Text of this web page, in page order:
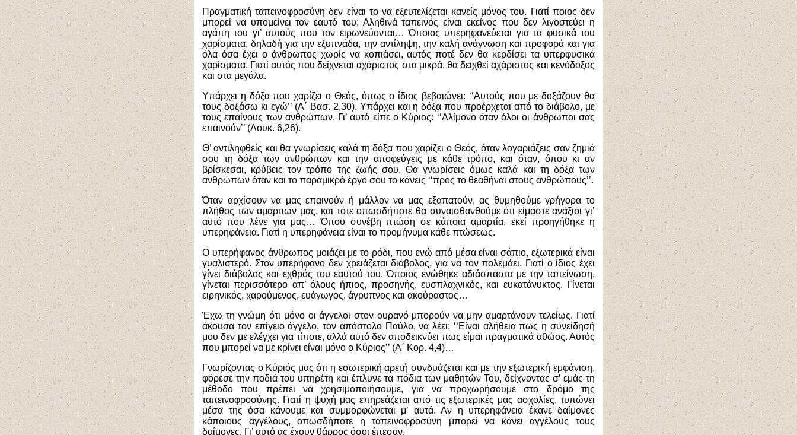
Πραγματική ταπεινοφροσύνη δεν είναι το να εξευτελίζεται κανείς μόνος του. Γιατί ποιος δεν
μπορεί να υπομείνει τον εαυτό του; Αληθινά ταπεινός είναι εκείνος που δεν λιγοστεύει η
αγάπη του γι’ αυτούς που τον ειρωνεύονται… Όποιος υπερηφανεύεται για τα φυσικά του
χαρίσματα, δηλαδή για την εξυπνάδα, την αντίληψη, την καλή ανάγνωση και προφορά και για
όλα όσα έχει ο άνθρωπος χωρίς να κοπιάσει, αυτός ποτέ δεν θα κερδίσει τα υπερφυσικά
χαρίσματα. Γιατί αυτός που δείχνεται αχάριστος στα μικρά, θα δειχθεί αχάριστος και κενόδοξος
και στα μεγάλα.
Υπάρχει η δόξα που χαρίζει ο Θεός, όπως ο ίδιος βεβαιώνει: ‘‘Αυτούς που με δοξάζουν θα
τους δοξάσω κι εγώ’’ (Α΄ Βασ. 2,30). Υπάρχει και η δόξα που προέρχεται από το διάβολο, με
τους επαίνους των ανθρώπων. Γι’ αυτό είπε ο Κύριος: ‘‘Αλίμονο όταν όλοι οι άνθρωποι σας
επαινούν’’ (Λουκ. 6,26).
Θ’ αντιληφθείς και θα γνωρίσεις καλά τη δόξα που χαρίζει ο Θεός, όταν λογαριάζεις σαν ζημιά
σου τη δόξα των ανθρώπων και την αποφεύγεις με κάθε τρόπο, και όταν, όπου κι αν
βρίσκεσαι, κρύβεις τον τρόπο της ζωής σου. Θα γνωρίσεις όμως καλά και τη δόξα των
ανθρώπων όταν και το παραμικρό έργο σου το κάνεις ‘‘προς το θεαθήναι στους ανθρώπους’’.
Όταν αρχίσουν να μας επαινούν ή μάλλον να μας εξαπατούν, ας θυμηθούμε γρήγορα το
πλήθος των αμαρτιών μας, και τότε οπωσδήποτε θα συναισθανθούμε ότι είμαστε ανάξιοι γι’
αυτό που λένε για μας… Όπου συνέβη πτώση σε κάποια αμαρτία, εκεί προηγήθηκε η
υπερηφάνεια. Γιατί η υπερηφάνεια είναι το προμήνυμα κάθε πτώσεως.
Ο υπερήφανος άνθρωπος μοιάζει με το ρόδι, που ενώ από μέσα είναι σάπιο, εξωτερικά είναι
γυαλιστερό. Στον υπερήφανο δεν χρειάζεται διάβολος, για να τον πολεμάει. Γιατί ο ίδιος έχει
γίνει διάβολος και εχθρός του εαυτού του. Όποιος ενώθηκε αδιάσπαστα με την ταπείνωση,
γίνεται περισσότερο απ’ όλους ήπιος, προσηνής, ευσπλαχνικός, και ευκατάνυκτος. Γίνεται
ειρηνικός, χαρούμενος, ευάγωγος, άγρυπνος και ακούραστος…
Έχω τη γνώμη ότι μόνο οι άγγελοι στον ουρανό μπορούν να μην αμαρτάνουν τελείως. Γιατί
άκουσα τον επίγειο άγγελο, τον απόστολο Παύλο, να λέει: ‘‘Είναι αλήθεια πως η συνείδησή
μου δεν με ελέγχει για τίποτε, αλλά αυτό δεν αποδεικνύει πως είμαι πραγματικά αθώος. Αυτός
που μπορεί να με κρίνει είναι μόνο ο Κύριος’’ (Α΄ Κορ. 4,4)…
Γνωρίζοντας ο Κύριός μας ότι η εσωτερική αρετή συνδυάζεται και με την εξωτερική εμφάνιση,
φόρεσε την ποδιά του υπηρέτη και έπλυνε τα πόδια των μαθητών Του, δείχνοντας σ’ εμάς τη
μέθοδο που πρέπει να χρησιμοποιήσουμε, για να προχωρήσουμε στο δρόμο της
ταπεινοφροσύνης. Γιατί η ψυχή μας επηρεάζεται από τις εξωτερικές μας ασχολίες, τυπώνει
μέσα της όσα κάνουμε και συμμορφώνεται μ’ αυτά. Αν η υπερηφάνεια έκανε δαίμονες
κάποιους αγγέλους, οπωσδήποτε η ταπεινοφροσύνη μπορεί να κάνει αγγέλους τους
δαίμονες. Γι’ αυτό ας έχουν θάρρος όσοι έπεσαν.